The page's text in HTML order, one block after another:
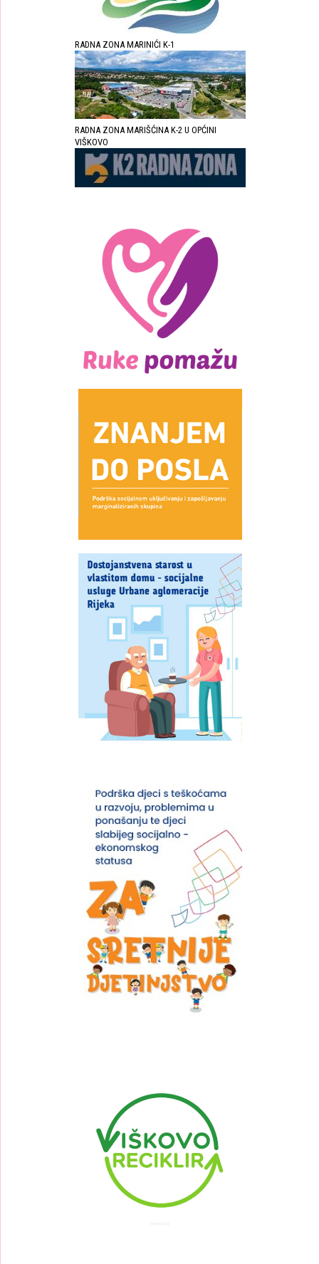
RADNA ZONA MARINIĆI K-1
RADNA ZONA MARIŠĆINA K-2 U OPĆINI
VIŠKOVO